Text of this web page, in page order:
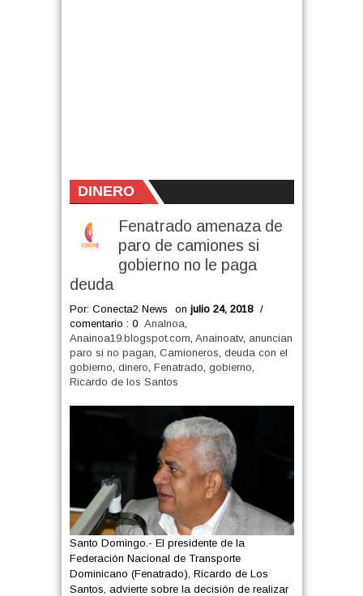
DINERO
Fenatrado amenaza de
paro de camiones si
gobierno no le paga
deuda
Por: Conecta2 News on julio 24, 2018
/
comentario : 0 AnaInoa,
Anainoa19.blogspot.com, Anainoatv, anuncian
paro si no pagan, Camioneros, deuda con el
gobierno, dinero, Fenatrado, gobierno,
Ricardo de los Santos
Santo Domingo.- El presidente de la
Federación Nacional de Transporte
Dominicano (Fenatrado), Ricardo de Los
Santos, advierte sobre la decisión de realizar